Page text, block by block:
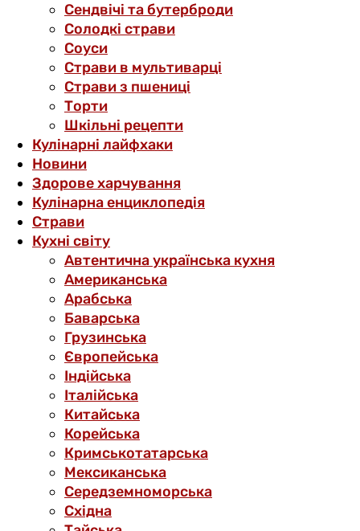
Сендвічі та бутерброди
Солодкі страви
Соуси
Страви в мультиварці
Страви з пшениці
Торти
Шкільні рецепти
Кулінарні лайфхаки
Новини
Здорове харчування
Кулінарна енциклопедія
Страви
Кухні світу
Автентична українська кухня
Американська
Арабська
Баварська
Грузинська
Європейська
Індійська
Італійська
Китайська
Корейська
Кримськотатарська
Мексиканська
Середземноморська
Східна